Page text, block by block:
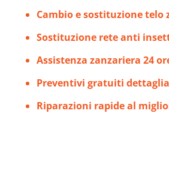
Cambio e sostituzione telo
Sostituzione rete anti
Assistenza zanzariera 24
Preventivi gratuiti
Riparazioni rapide al